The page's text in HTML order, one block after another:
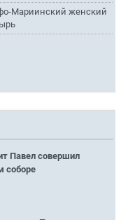
Мариинский женский
Павел совершил
соборе